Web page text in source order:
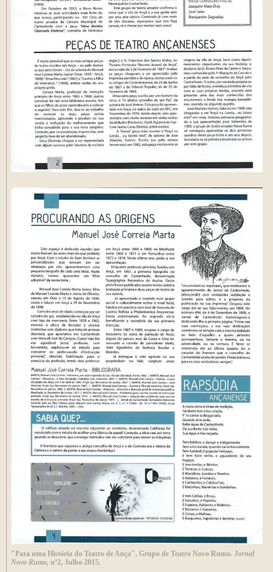
"Para uma História do Teatro de Ança", Grupo de Teatro Novo Rumo. Jornal
Novo Rumo, nº2, Julho 2015.